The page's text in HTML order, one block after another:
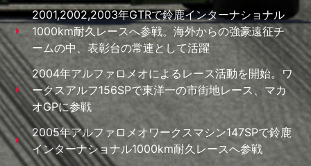
2001,2002,2003年GTRで鈴鹿インターナショナル
1000km耐久レースへ参戦。海外からの強豪遠征チ
ームの中、表彰台の常連として活躍
2004年アルファロメオによるレース活動を開始。ワ
ークスアルフ156SPで東洋一の市街地レース、マカ
オGPに参戦
2005年アルファロメオワークスマシン147SPで鈴鹿
インターナショナル1000km耐久レースへ参戦